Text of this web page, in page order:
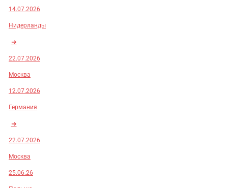
14.07.2026
Нидерланды
➜
22.07.2026
Москва
12.07.2026
Германия
➜
22.07.2026
Москва
25.06.26